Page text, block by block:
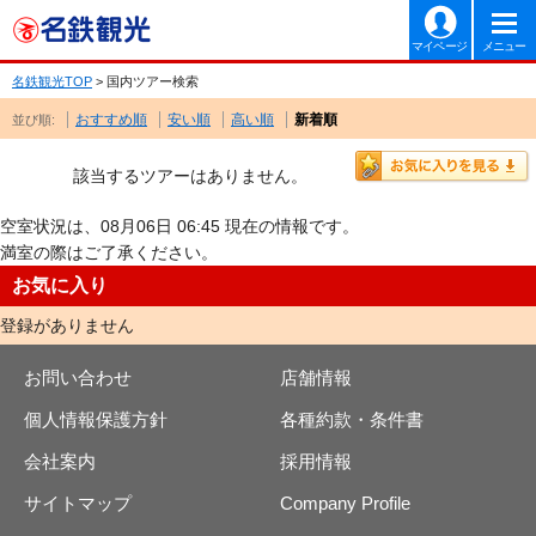
マイページ メニュー
名鉄観光TOP > 国内ツアー検索
並び順: おすすめ順 安い順 高い順 新着順
該当するツアーはありません。
空室状況は、08月06日 06:45 現在の情報です。
満室の際はご了承ください。
お気に入り
登録がありません
お問い合わせ 店舗情報
個人情報保護方針 各種約款・条件書
会社案内 採用情報
サイトマップ Company Profile